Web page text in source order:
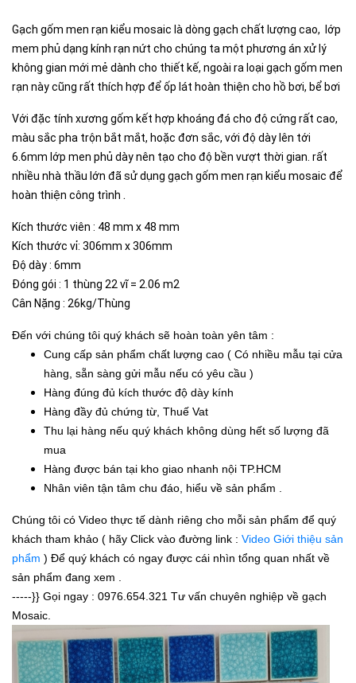
Gạch gốm men rạn kiểu mosaic là dòng gạch chất lượng cao, lớp
mem phủ dạng kính rạn nứt cho chúng ta một phương án xử lý
không gian mới mẻ dành cho thiết kế, ngoài ra loại gạch gốm men
rạn này cũng rất thích hợp để ốp lát hoàn thiện cho hồ bơi, bể bơi
Với đặc tính xương gốm kết hợp khoáng đá cho độ cứng rất cao,
màu sắc pha trộn bắt mắt, hoặc đơn sắc, với độ dày lên tới
6.6mm lớp men phủ dày nên tạo cho độ bền vượt thời gian. rất
nhiều nhà thầu lớn đã sử dụng gạch gốm men rạn kiểu mosaic để
hoàn thiện công trình .
Kích thước viên : 48 mm x 48 mm
Kích thước vỉ: 306mm x 306mm
Độ dày : 6mm
Đóng gói : 1 thùng 22 vĩ = 2.06 m2
Cân Nặng : 26kg/Thùng
Đến với chúng tôi quý khách sẽ hoàn toàn yên tâm :
Cung cấp sản phẩm chất lượng cao ( Có nhiều mẫu tại cửa
hàng, sẵn sàng gửi mẫu nếu có yêu cầu )
Hàng đúng đủ kích thước độ dày kính
Hàng đầy đủ chứng từ, Thuế Vat
Thu lại hàng nếu quý khách không dùng hết số lượng đã
mua
Hàng được bán tại kho giao nhanh nội TP.HCM
Nhân viên tận tâm chu đáo, hiểu về sản phẩm .
Chúng tôi có Video thực tế dành riêng cho mỗi sản phẩm để quý
khách tham khảo ( hãy Click vào đường link : Video Giới thiệu sản
phẩm ) Để quý khách có ngay được cái nhìn tổng quan nhất về
sản phẩm đang xem .
-----}} Gọi ngay : 0976.654.321 Tư vấn chuyên nghiệp về gạch
Mosaic.